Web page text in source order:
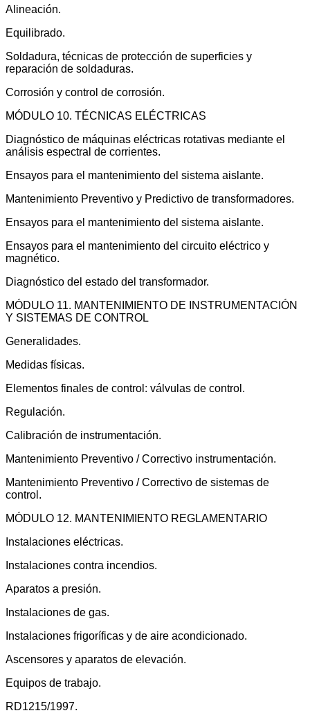
Alineación.
Equilibrado.
Soldadura, técnicas de protección de superficies y
reparación de soldaduras.
Corrosión y control de corrosión.
MÓDULO 10. TÉCNICAS ELÉCTRICAS
Diagnóstico de máquinas eléctricas rotativas mediante el
análisis espectral de corrientes.
Ensayos para el mantenimiento del sistema aislante.
Mantenimiento Preventivo y Predictivo de transformadores.
Ensayos para el mantenimiento del sistema aislante.
Ensayos para el mantenimiento del circuito eléctrico y
magnético.
Diagnóstico del estado del transformador.
MÓDULO 11. MANTENIMIENTO DE INSTRUMENTACIÓN
Y SISTEMAS DE CONTROL
Generalidades.
Medidas físicas.
Elementos finales de control: válvulas de control.
Regulación.
Calibración de instrumentación.
Mantenimiento Preventivo / Correctivo instrumentación.
Mantenimiento Preventivo / Correctivo de sistemas de
control.
MÓDULO 12. MANTENIMIENTO REGLAMENTARIO
Instalaciones eléctricas.
Instalaciones contra incendios.
Aparatos a presión.
Instalaciones de gas.
Instalaciones frigoríficas y de aire acondicionado.
Ascensores y aparatos de elevación.
Equipos de trabajo.
RD1215/1997.